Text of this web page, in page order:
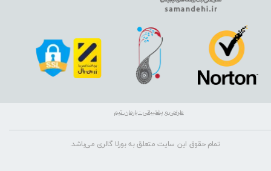
تمام حقوق این سایت متعلق به بورلا گالری می‌باشد.
طراحی و پشتیبانی : بارمان تیم